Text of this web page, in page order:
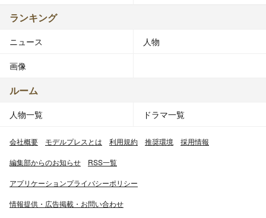
ランキング
ニュース 人物
画像
ルーム
人物一覧 ドラマ一覧
会社概要 モデルプレスとは 利用規約 推奨環境 採用情報
編集部からのお知らせ RSS一覧
アプリケーションプライバシーポリシー
情報提供・広告掲載・お問い合わせ